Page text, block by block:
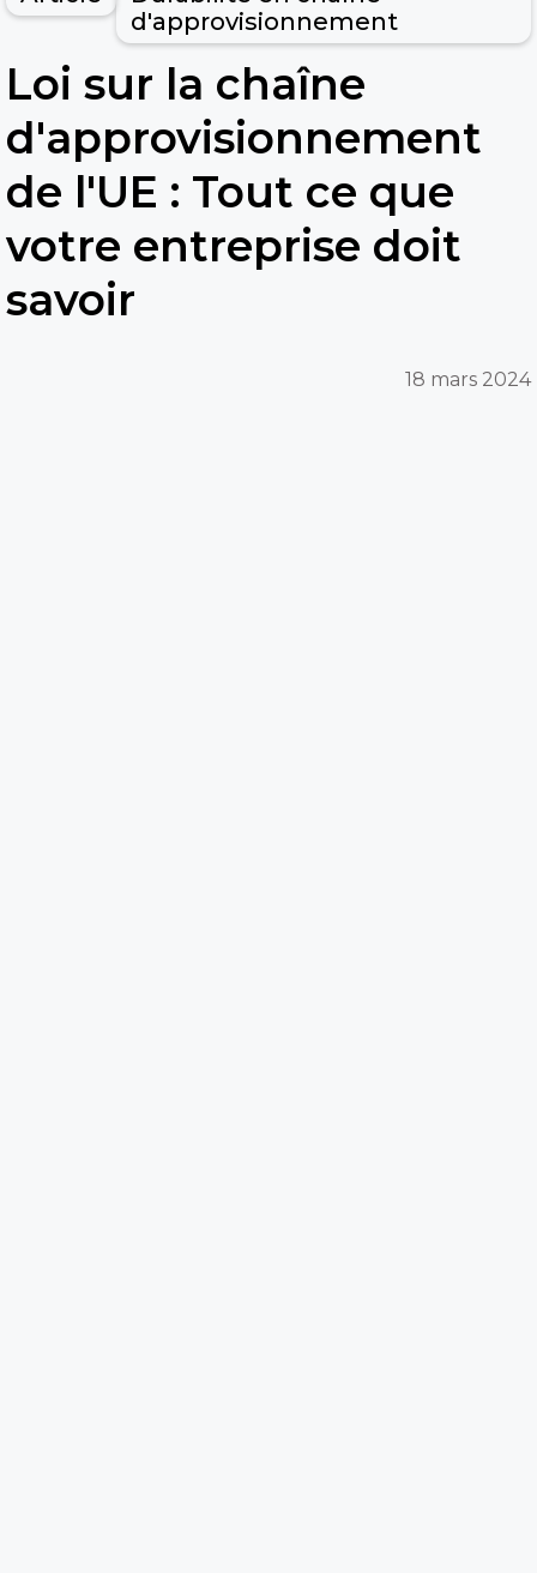
d'approvisionnement
Loi sur la chaîne
d'approvisionnement
de l'UE : Tout ce que
votre entreprise doit
savoir
18 mars 2024